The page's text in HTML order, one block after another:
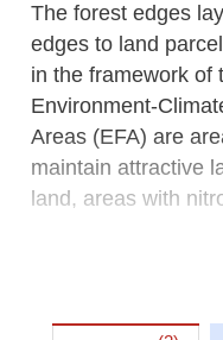
The forest edges
edges to land
in the framework of
Environment-
Areas (EFA) are
maintain attractive
land, areas with
The forest edges